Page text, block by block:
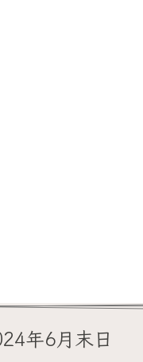
年6月末日